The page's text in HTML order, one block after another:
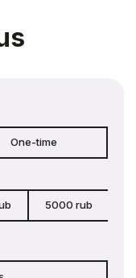
One-time
5000 rub